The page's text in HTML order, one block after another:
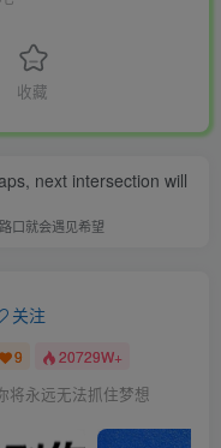
收藏
next intersection will
口就会遇见希望
关注
9 20729W+
将永远无法抓住梦想